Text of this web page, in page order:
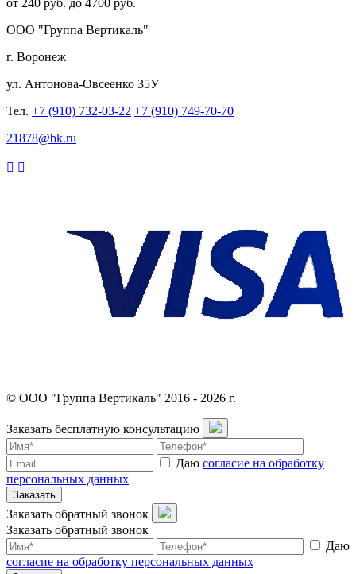
от 240 руб. до 4700 руб.
ООО "Группа Вертикаль"
г. Воронеж
ул. Антонова-Овсеенко 35У
Тел. +7 (910) 732-03-22 +7 (910) 749-70-70
21878@bk.ru
© ООО "Группа Вертикаль" 2016 - 2026 г.
Заказать бесплатную консультацию
Даю согласие на обработку
персональных данных
Заказать
Заказать обратный звонок
Заказать обратный звонок
Даю
согласие на обработку персональных данных